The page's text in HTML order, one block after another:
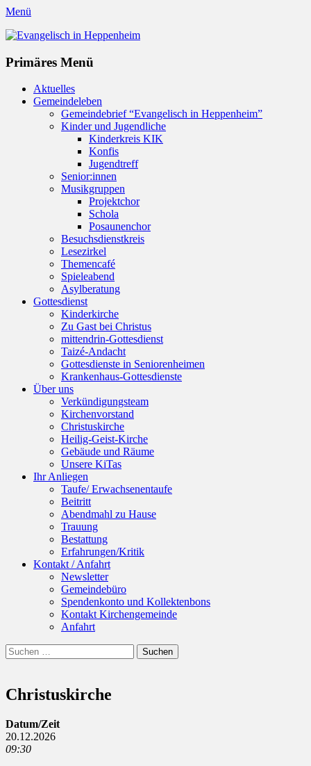
Menü
Evangelisch in Heppenheim
Primäres Menü
Zum
Inhalt
Aktuelles
Gemeindeleben
Gemeindebrief “Evangelisch in Heppenheim”
Kinder und Jugendliche
Kinderkreis KIK
Konfis
Jugendtreff
Senior:innen
Musikgruppen
Projektchor
Schola
Posaunenchor
Besuchsdienstkreis
Lesezirkel
Themencafé
Spieleabend
Asylberatung
Gottesdienst
Kinderkirche
Zu Gast bei Christus
mittendrin-Gottesdienst
Taizé-Andacht
Gottesdienste in Seniorenheimen
Krankenhaus-Gottesdienste
Über uns
Verkündigungsteam
Kirchenvorstand
Christuskirche
Heilig-Geist-Kirche
Gebäude und Räume
Unsere KiTas
Ihr Anliegen
Taufe/ Erwachsenentaufe
Beitritt
Abendmahl zu Hause
Trauung
Bestattung
Erfahrungen/Kritik
Kontakt / Anfahrt
Newsletter
Gemeindebüro
Spendenkonto und Kollektenbons
Kontakt Kirchengemeinde
Anfahrt
Suchen
Suchen
nach:
Christuskirche
Datum/Zeit
20.12.2026
09:30